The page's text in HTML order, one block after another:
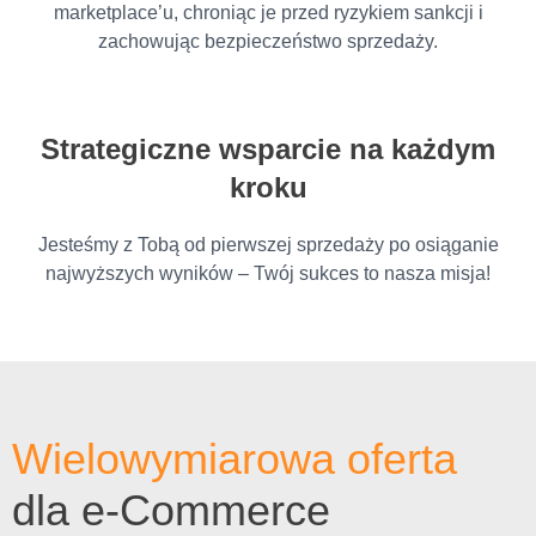
marketplace’u, chroniąc je przed ryzykiem sankcji i
zachowując bezpieczeństwo sprzedaży.
Strategiczne wsparcie na każdym
kroku
Jesteśmy z Tobą od pierwszej sprzedaży po osiąganie
najwyższych wyników – Twój sukces to nasza misja!
Wielowymiarowa oferta
dla e-Commerce